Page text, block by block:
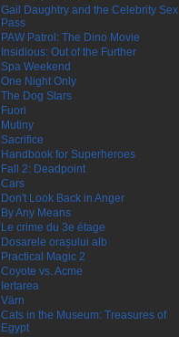
Gail Daughtry and the Celebrity Sex
Pass
PAW Patrol: The Dino Movie
Insidious: Out of the Further
Spa Weekend
One Night Only
The Dog Stars
Fuori
Mutiny
Sacrifice
Handbook for Superheroes
Fall 2: Deadpoint
Cars
Don't Look Back in Anger
By Any Means
Le crime du 3e étage
Dosarele orașului alb
Practical Magic 2
Coyote vs. Acme
Iertarea
Värn
Cats in the Museum: Treasures of
Egypt